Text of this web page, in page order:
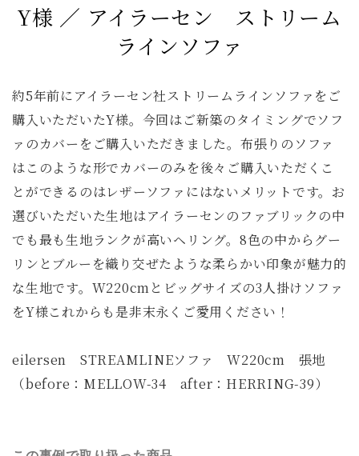
Y様 ／ アイラーセン ストリーム
ラインソファ
約5年前にアイラーセン社ストリームラインソファをご
購入いただいたY様。今回はご新築のタイミングでソフ
ァのカバーをご購入いただきました。布張りのソファ
はこのような形でカバーのみを後々ご購入いただくこ
とができるのはレザーソファにはないメリットです。お
選びいただいた生地はアイラーセンのファブリックの中
でも最も生地ランクが高いヘリング。8色の中からグー
リンとブルーを織り交ぜたような柔らかい印象が魅力的
な生地です。W220cmとビッグサイズの3人掛けソファ
をY様これからも是非末永くご愛用ください！
eilersen STREAMLINEソファ W220cm 張地
（before：MELLOW-34 after：HERRING-39）